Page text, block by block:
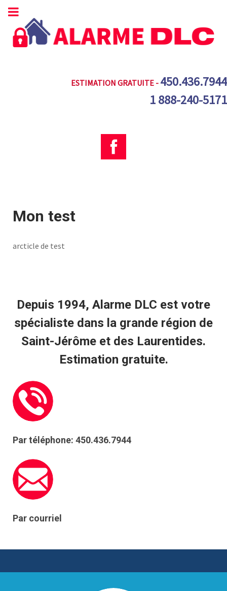
ESTIMATION GRATUITE - 450.436.7944
1 888-240-5171
Mon test
arcticle de test
Depuis 1994, Alarme DLC est votre
spécialiste dans la grande région de
Saint-Jérôme et des Laurentides.
Estimation gratuite.
Par téléphone: 450.436.7944
Par courriel